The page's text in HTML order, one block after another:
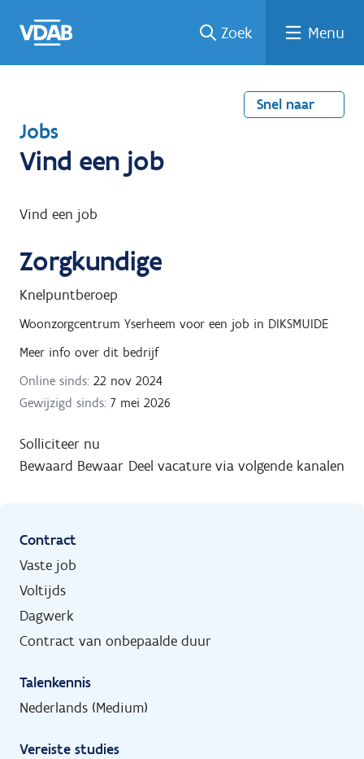
naar
een
een
job
naar
Zoek Menu
Snel naar
T
e
u
n
a
a
Jobs
Vind een job
Vind een job
Zorgkundige
Knelpuntberoep
Woonzorgcentrum Yserheem voor een job in DIKSMUIDE
Meer info over dit bedrijf
Online sinds: 22 nov 2024
Gewijzigd sinds: 7 mei 2026
Solliciteer nu
Bewaard Bewaar Deel vacature via volgende kanalen
Contract
Vaste job
Voltijds
Dagwerk
Contract van onbepaalde duur
Talenkennis
Nederlands (Medium)
Vereiste studies